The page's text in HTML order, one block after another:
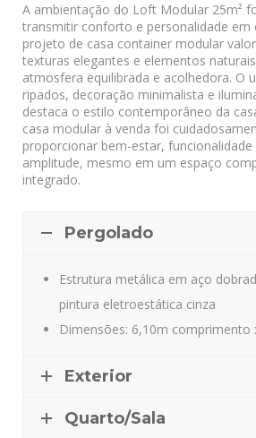
A ambientação do Loft Modular 25m²
transmitir conforto e personalidade em
projeto de casa container modular
texturas elegantes e elementos
atmosfera equilibrada e acolhedora. O
ripados, decoração minimalista e
destaca o estilo contemporâneo da
casa modular à venda foi
proporcionar bem-estar,
amplitude, mesmo em um espaço
integrado.
Pergolado
Estrutura metálica em aço
pintura eletroestática cinza
Dimensões: 6,10m comprimento
Exterior
Quarto/Sala